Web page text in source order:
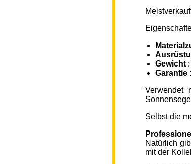
Gewicht:
Garantie:
Verwendet
Selbst die
Natürlich
mit der